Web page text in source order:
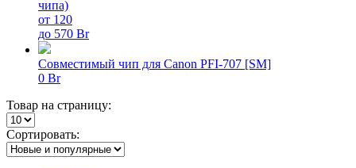
чипа)
от 120
до 570 Br
Совместимый чип для Canon PFI-707 [SM]
0 Br
Товар на страницу:
Сортировать: